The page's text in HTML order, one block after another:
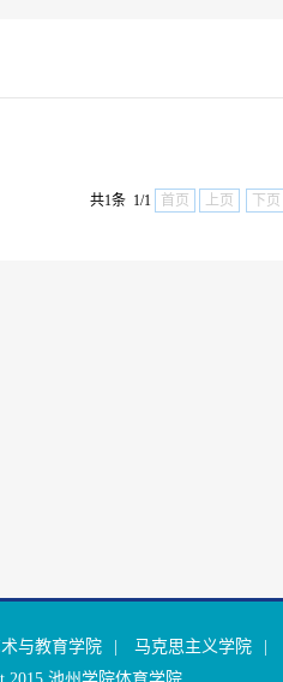
共1条 1/1 首页 上页 下页
与教育学院 马克思主义学院